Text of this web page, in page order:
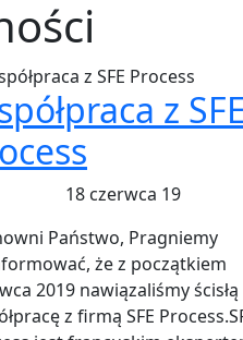
z SFE
18 czerwca 19
Państwo, Pragniemy
że z początkiem
2019 nawiązaliśmy ścisłą
z firmą SFE